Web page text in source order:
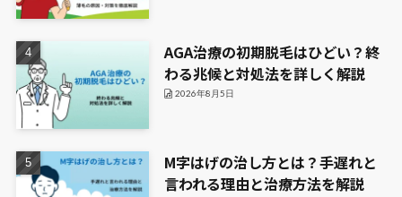
AGA治療の初期脱毛はひどい？終
わる兆候と対処法を詳しく解説
2026年8月5日
M字はげの治し方とは？手遅れと
言われる理由と治療方法を解説